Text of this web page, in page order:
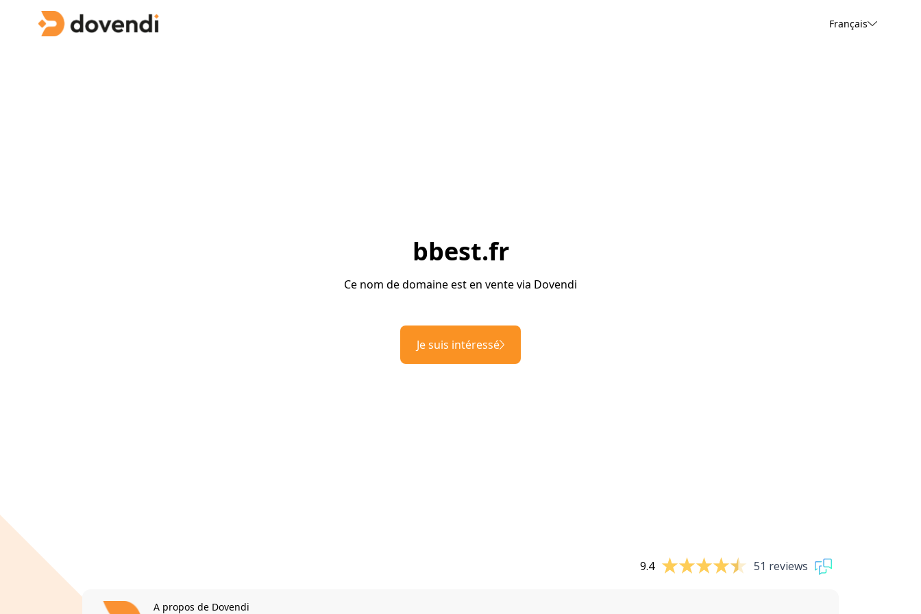
Français
bbest.fr
Ce nom de domaine est en vente via Dovendi
Je suis intéressé
9.4 51 reviews
A propos de Dovendi